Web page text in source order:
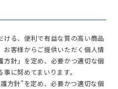
ける、便利で有益な質の高い商品
お客様からご提供いただく個人情
方針」を定め、必要かつ適切な個
に努めてまいります。
方針”を定め、必要かつ適切な個